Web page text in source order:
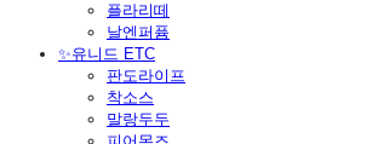
플라리떼
날엔퍼퓸
​✨유니드 ETC
판도라이프
착소스
말랑두두